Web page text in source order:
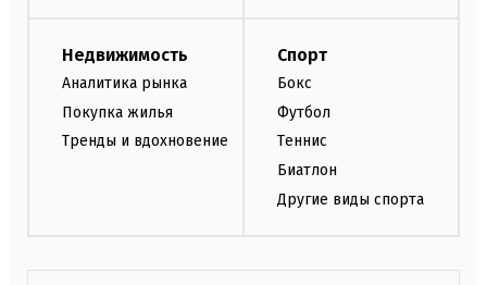
Недвижимость
Аналитика рынка
Покупка жилья
Тренды и вдохновение
Спорт
Бокс
Футбол
Теннис
Биатлон
Другие виды спорта